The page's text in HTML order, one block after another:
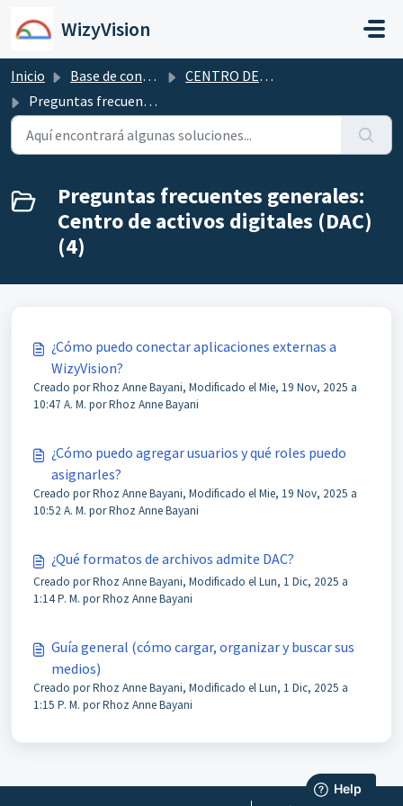
WizyVision
Inicio Base de conocimientos
CENTRO DE ACTIVOS DIGITALES
Preguntas frecuentes generales: Centro de activos digitales (DAC)
Preguntas frecuentes generales:
Centro de activos digitales (DAC)
(4)
¿Cómo puedo conectar aplicaciones externas a
WizyVision?
Creado por Rhoz Anne Bayani, Modificado el Mie, 19 Nov, 2025 a
10:47 A. M. por Rhoz Anne Bayani
¿Cómo puedo agregar usuarios y qué roles puedo
asignarles?
Creado por Rhoz Anne Bayani, Modificado el Mie, 19 Nov, 2025 a
10:52 A. M. por Rhoz Anne Bayani
¿Qué formatos de archivos admite DAC?
Creado por Rhoz Anne Bayani, Modificado el Lun, 1 Dic, 2025 a
1:14 P. M. por Rhoz Anne Bayani
Guía general (cómo cargar, organizar y buscar sus
medios)
Creado por Rhoz Anne Bayani, Modificado el Lun, 1 Dic, 2025 a
1:15 P. M. por Rhoz Anne Bayani